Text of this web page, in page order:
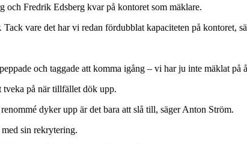
Fredrik Edsberg kvar på kontoret som mäklare.
vare det har vi redan fördubblat kapaciteten på kontoret,
och taggade att komma igång – vi har ju inte mäklat på
tveka på när tillfället dök upp.
dyker upp är det bara att slå till, säger Anton Ström.
sin rekrytering.